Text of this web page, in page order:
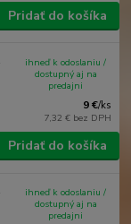
Pridať do košíka
9 €/ks
7,32 € bez DPH
ihneď k odoslaniu /
dostupný aj na
predajni
Pridať do košíka
ihneď k odoslaniu /
dostupný aj na
predajni